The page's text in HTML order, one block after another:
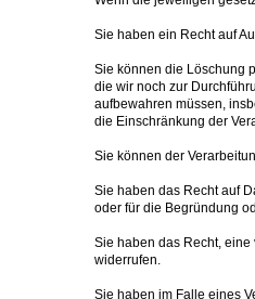
Sie haben ein Recht auf
Sie können die Löschung
die wir noch zur
aufbewahren müssen,
die Einschränkung der
Sie können der
Sie haben das Recht auf
oder für die Begründung
Sie haben das Recht,
widerrufen.
Sie haben im Falle eines